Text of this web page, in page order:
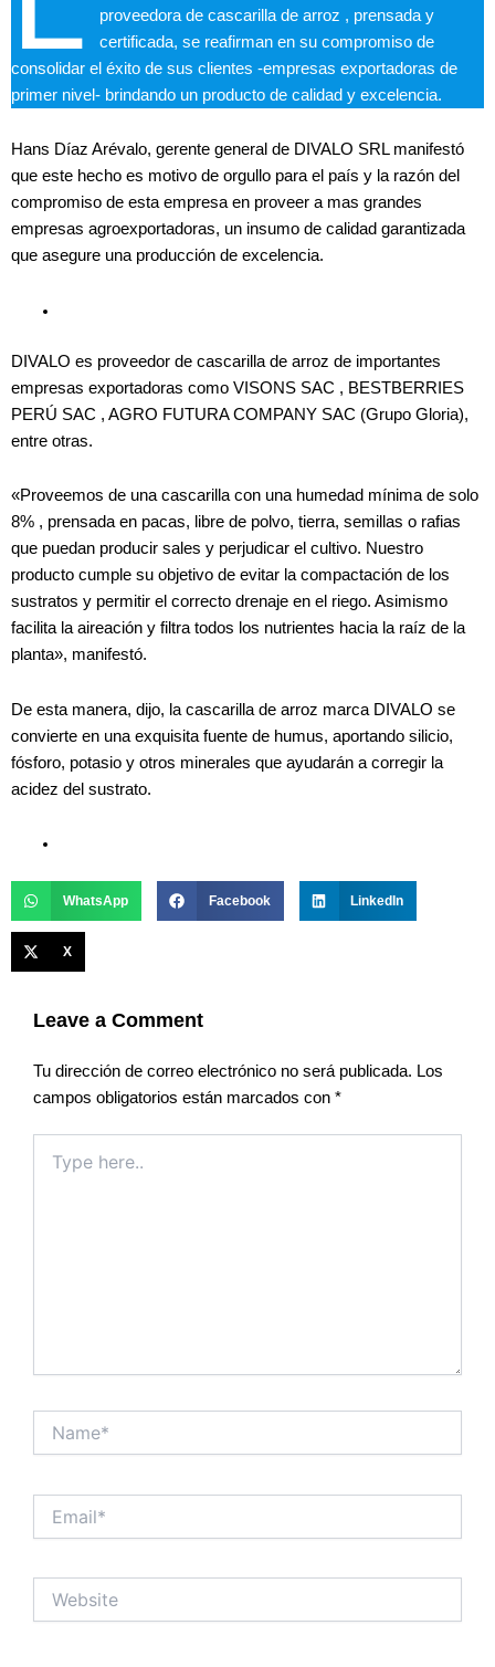
proveedora de cascarilla de arroz , prensada y
certificada, se reafirman en su compromiso de
consolidar el éxito de sus clientes -empresas exportadoras de
primer nivel- brindando un producto de calidad y excelencia.
Hans Díaz Arévalo, gerente general de DIVALO SRL manifestó
que este hecho es motivo de orgullo para el país y la razón del
compromiso de esta empresa en proveer a mas grandes
empresas agroexportadoras, un insumo de calidad garantizada
que asegure una producción de excelencia.
DIVALO es proveedor de cascarilla de arroz de importantes
empresas exportadoras como VISONS SAC , BESTBERRIES
PERÚ SAC , AGRO FUTURA COMPANY SAC (Grupo Gloria),
entre otras.
«Proveemos de una cascarilla con una humedad mínima de solo
8% , prensada en pacas, libre de polvo, tierra, semillas o rafias
que puedan producir sales y perjudicar el cultivo. Nuestro
producto cumple su objetivo de evitar la compactación de los
sustratos y permitir el correcto drenaje en el riego. Asimismo
facilita la aireación y filtra todos los nutrientes hacia la raíz de la
planta», manifestó.
De esta manera, dijo, la cascarilla de arroz marca DIVALO se
convierte en una exquisita fuente de humus, aportando silicio,
fósforo, potasio y otros minerales que ayudarán a corregir la
acidez del sustrato.
WhatsApp Facebook LinkedIn
X
Leave a Comment
Tu dirección de correo electrónico no será publicada. Los
campos obligatorios están marcados con *
here..